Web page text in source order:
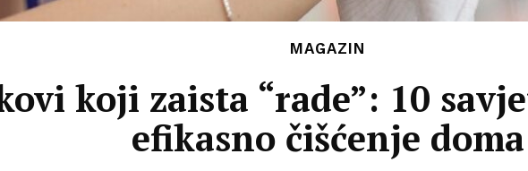
MAGAZIN
koji zaista “rade”: 10
efikasno čišćenje doma